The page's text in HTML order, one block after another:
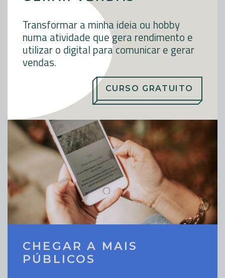
Transformar a minha ideia ou hobby
numa atividade que gera rendimento e
utilizar o digital para comunicar e gerar
vendas.
CURSO GRATUITO
CHEGAR A MAIS
PÚBLICOS